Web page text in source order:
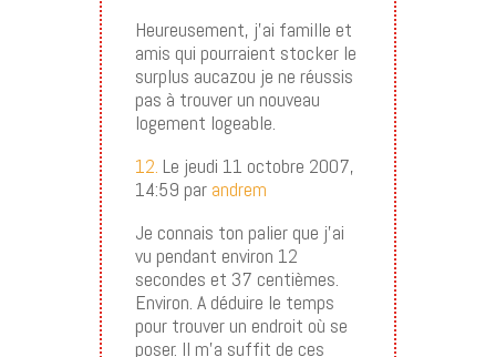
Heureusement, j’ai famille et
amis qui pourraient stocker le
surplus aucazou je ne réussis
pas à trouver un nouveau
logement logeable.
12. Le jeudi 11 octobre 2007,
14:59 par andrem
Je connais ton palier que j’ai
vu pendant environ 12
secondes et 37 centièmes.
Environ. A déduire le temps
pour trouver un endroit où se
poser. Il m’a suffit de ces